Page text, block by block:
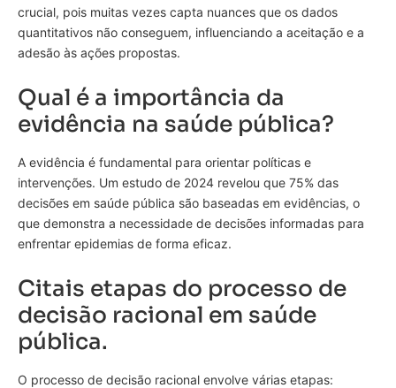
crucial, pois muitas vezes capta nuances que os dados
quantitativos não conseguem, influenciando a aceitação e a
adesão às ações propostas.
Qual é a importância da
evidência na saúde pública?
A evidência é fundamental para orientar políticas e
intervenções. Um estudo de 2024 revelou que 75% das
decisões em saúde pública são baseadas em evidências, o
que demonstra a necessidade de decisões informadas para
enfrentar epidemias de forma eficaz.
Citais etapas do processo de
decisão racional em saúde
pública.
O processo de decisão racional envolve várias etapas: